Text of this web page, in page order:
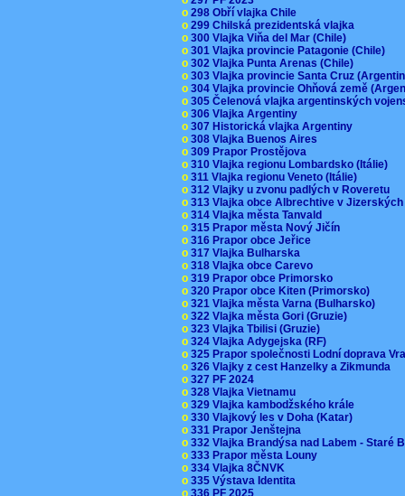
o 298 Obří vlajka Chile
o 299 Chilská prezidentská vlajka
o 300 Vlajka Viňa del Mar (Chile)
o 301 Vlajka provincie Patagonie (Chile)
o 302 Vlajka Punta Arenas (Chile)
o 303 Vlajka provincie Santa Cruz
o 304 Vlajka provincie Ohňová země
o 305 Čelenová vlajka argentinských
o 306 Vlajka Argentiny
o 307 Historická vlajka Argentiny
o 308 Vlajka Buenos Aires
o 309 Prapor Prostějova
o 310 Vlajka regionu Lombardsko (Itálie)
o 311 Vlajka regionu Veneto (Itálie)
o 312 Vlajky u zvonu padlých v Roveretu
o 313 Vlajka obce Albrechtive v
o 314 Vlajka města Tanvald
o 315 Prapor města Nový Jičín
o 316 Prapor obce Jeřice
o 317 Vlajka Bulharska
o 318 Vlajka obce Carevo
o 319 Prapor obce Primorsko
o 320 Prapor obce Kiten (Primorsko)
o 321 Vlajka města Varna (Bulharsko)
o 322 Vlajka města Gori (Gruzie)
o 323 Vlajka Tbilisi (Gruzie)
o 324 Vlajka Adygejska (RF)
o 325 Prapor společnosti Lodní doprava
o 326 Vlajky z cest Hanzelky a Zikmunda
o 327 PF 2024
o 328 Vlajka Vietnamu
o 329 Vlajka kambodžského krále
o 330 Vlajkový les v Doha (Katar)
o 331 Prapor Jenštejna
o 332 Vlajka Brandýsa nad Labem - Staré
o 333 Prapor města Louny
o 334 Vlajka 8ČNVK
o 335 Výstava Identita
o 336 PF 2025